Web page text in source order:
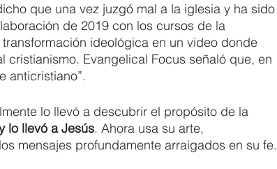
que una vez juzgó mal a la iglesia y ha sido
de 2019 con los cursos de la
ideológica en un video donde
cristianismo. Evangelical Focus señaló que, en
anticristiano”.
lo llevó a descubrir el propósito de la
lo llevó a Jesús. Ahora usa su arte,
mensajes profundamente arraigados en su fe.